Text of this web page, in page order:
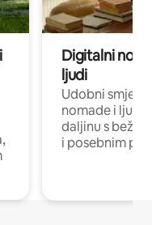
Digitalni
ljudi
Udobni
nomade i ljude
daljinu s
i posebnim